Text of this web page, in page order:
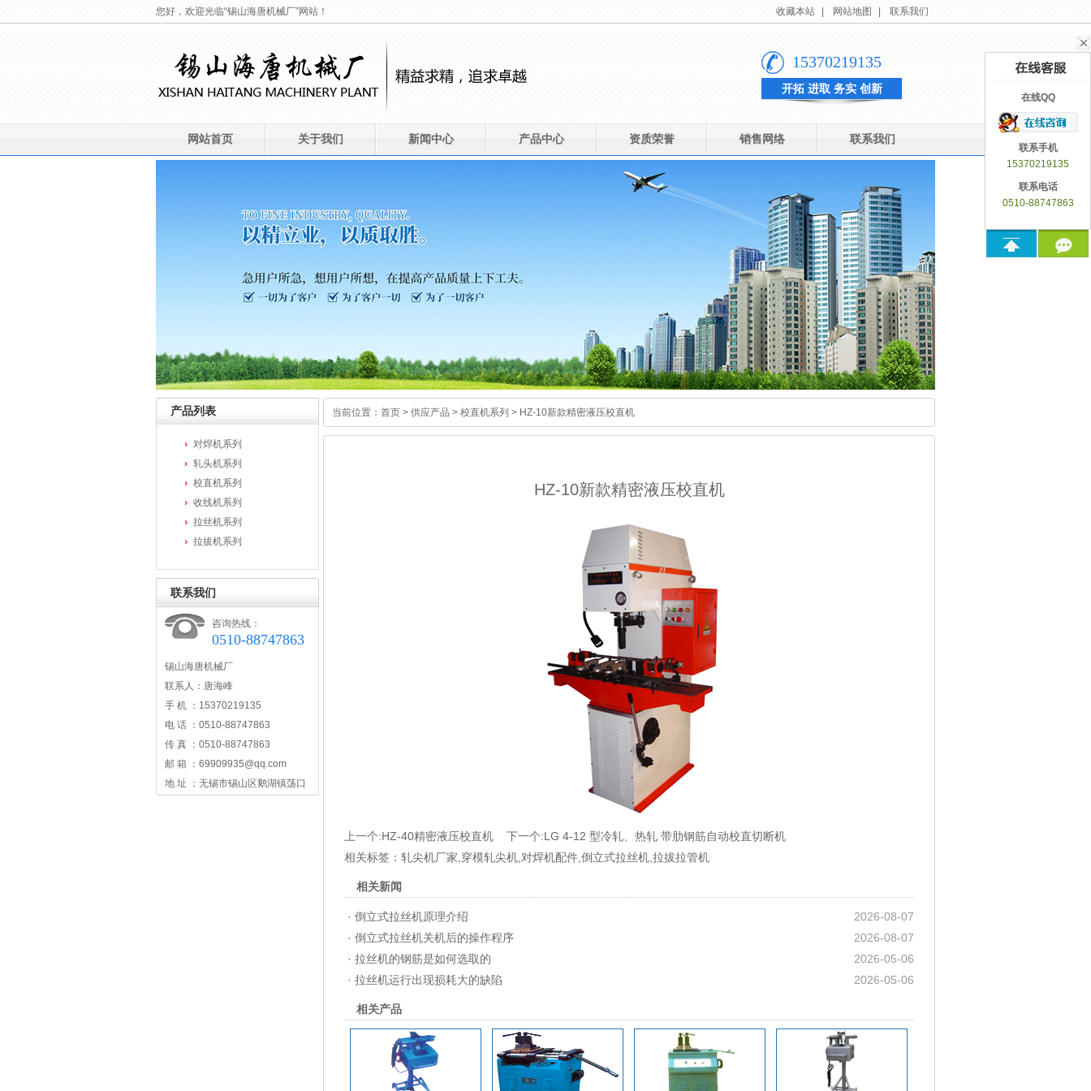
收藏本站 网站地图 联系我们
您好，欢迎光临“锡山海唐机械厂”网站！
15370219135
开拓 进取 务实 创新
网站首页 关于我们 新闻中心 产品中心 资质荣誉 销售网络 联系我们
产品列表
对焊机系列
轧头机系列
校直机系列
收线机系列
拉丝机系列
拉拔机系列
联系我们
咨询热线：
0510-88747863
锡山海唐机械厂
联系人：唐海峰
手 机 ：15370219135
电 话 ：0510-88747863
传 真 ：0510-88747863
邮 箱 ：69909935@qq.com
地 址 ：无锡市锡山区鹅湖镇荡口
当前位置： 首页 > 供应产品 > 校直机系列 > HZ-10新款精密液压校直机
HZ-10新款精密液压校直机
上一个:HZ-40精密液压校直机 下一个:LG 4-12 型冷轧、热轧 带肋钢筋自动校直切断机
相关标签： 轧尖机厂家 穿模轧尖机 对焊机配件 倒立式拉丝机 拉拔拉管机
相关新闻
2026-08-07
· 倒立式拉丝机原理介绍
2026-08-07
· 倒立式拉丝机关机后的操作程序
2026-05-06
· 拉丝机的钢筋是如何选取的
2026-05-06
· 拉丝机运行出现损耗大的缺陷
相关产品
在线QQ
联系手机
15370219135
联系电话
0510-88747863